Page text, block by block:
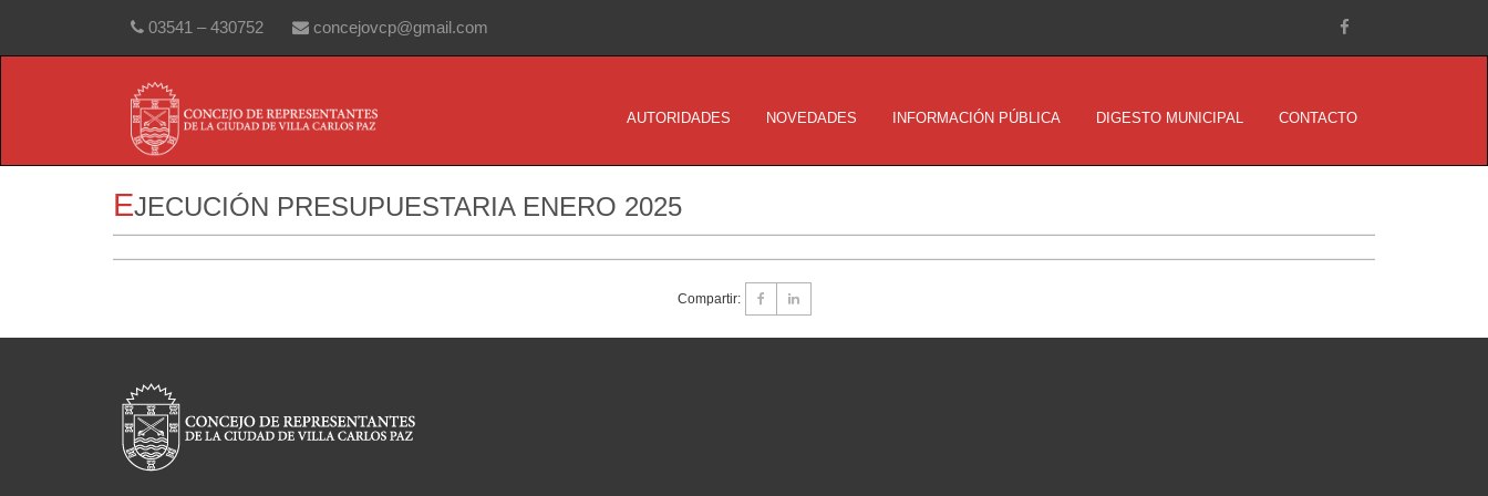
03541 – 430752 concejovcp@gmail.com
AUTORIDADES NOVEDADES INFORMACIÓN PÚBLICA DIGESTO MUNICIPAL CONTACTO
EJECUCIÓN PRESUPUESTARIA ENERO 2025
Compartir: